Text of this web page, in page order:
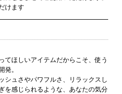
けます
てほしいアイテムだからこそ、使う
発。
シュさやパワフルさ、リラックスし
を感じられるような、あなたの気分